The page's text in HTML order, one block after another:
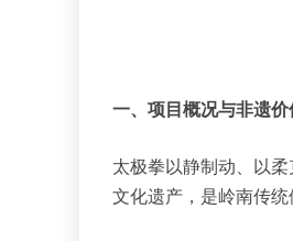
一、项目概况与非遗价
太极拳以静制动、以
文化遗产，是岭南传